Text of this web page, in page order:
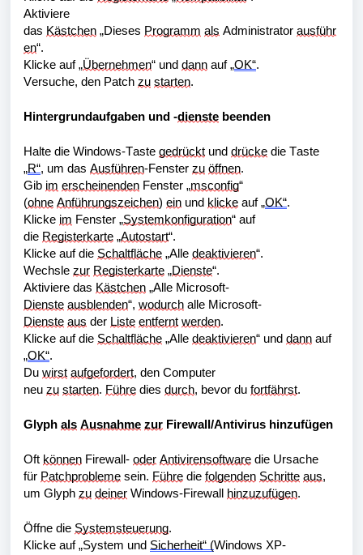
Aktiviere
das Kästchen „Dieses Programm als Administrator ausführ
en“.
Klicke auf „Übernehmen“ und dann auf „OK“.
Versuche, den Patch zu starten.
Hintergrundaufgaben und -dienste beenden
Halte die Windows-Taste gedrückt und drücke die Taste
„R“, um das Ausführen-Fenster zu öffnen.
Gib im erscheinenden Fenster „msconfig“
(ohne Anführungszeichen) ein und klicke auf „OK“.
Klicke im Fenster „Systemkonfiguration“ auf
die Registerkarte „Autostart“.
Klicke auf die Schaltfläche „Alle deaktivieren“.
Wechsle zur Registerkarte „Dienste“.
Aktiviere das Kästchen „Alle Microsoft-
Dienste ausblenden“, wodurch alle Microsoft-
Dienste aus der Liste entfernt werden.
Klicke auf die Schaltfläche „Alle deaktivieren“ und dann auf
„OK“.
Du wirst aufgefordert, den Computer
neu zu starten. Führe dies durch, bevor du fortfährst.
Glyph als Ausnahme zur Firewall/Antivirus hinzufügen
Oft können Firewall- oder Antivirensoftware die Ursache
für Patchprobleme sein. Führe die folgenden Schritte aus,
um Glyph zu deiner Windows-Firewall hinzuzufügen.
Öffne die Systemsteuerung.
Klicke auf „System und Sicherheit“ (Windows XP-